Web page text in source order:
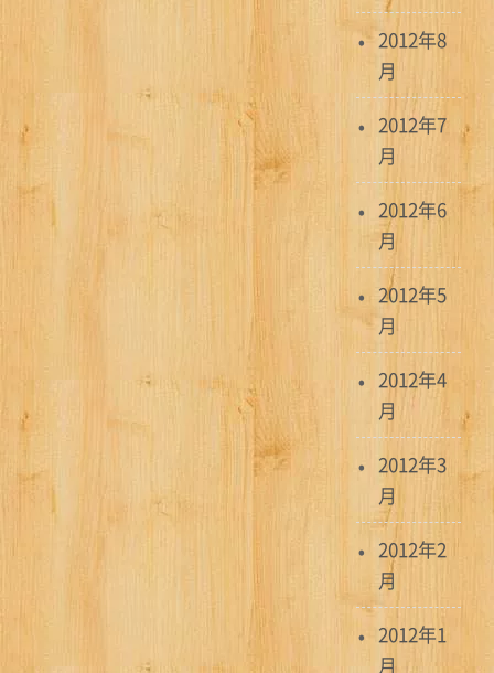
2012年8
月
2012年7
月
2012年6
月
2012年5
月
2012年4
月
2012年3
月
2012年2
月
2012年1
月